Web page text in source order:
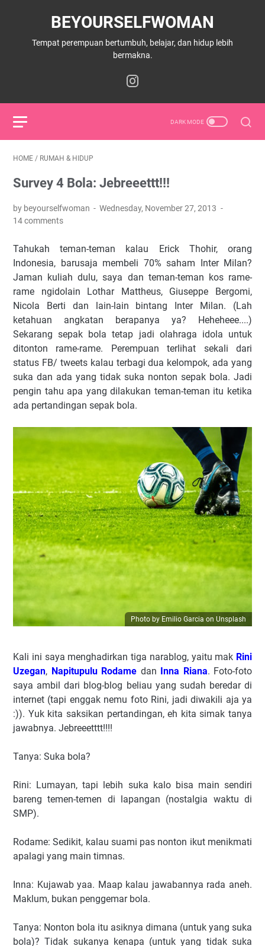
BEYOURSELFWOMAN
Tempat perempuan bertumbuh, belajar, dan hidup lebih
bermakna.
HOME / RUMAH & HIDUP
Survey 4 Bola: Jebreeettt!!!
by beyourselfwoman
Wednesday, November 27, 2013
14 comments
Tahukah teman-teman kalau Erick Thohir, orang
Indonesia, barusaja membeli 70% saham Inter Milan?
Jaman kuliah dulu, saya dan teman-teman kos rame-
rame ngidolain Lothar Mattheus, Giuseppe Bergomi,
Nicola Berti dan lain-lain bintang Inter Milan. (Lah
ketahuan angkatan berapanya ya? Heheheee....)
Sekarang sepak bola tetap jadi olahraga idola untuk
ditonton rame-rame. Perempuan terlihat sekali dari
status FB/ tweets kalau terbagi dua kelompok, ada yang
suka dan ada yang tidak suka nonton sepak bola. Jadi
pengin tahu apa yang dilakukan teman-teman itu ketika
ada pertandingan sepak bola.
Photo by Emilio Garcia on Unsplash
Kali ini saya menghadirkan tiga narablog, yaitu mak Rini
Uzegan, Napitupulu Rodame dan Inna Riana. Foto-foto
saya ambil dari blog-blog beliau yang sudah beredar di
internet (tapi enggak nemu foto Rini, jadi diwakili aja ya
:)). Yuk kita saksikan pertandingan, eh kita simak tanya
jawabnya. Jebreeetttt!!!!
Tanya: Suka bola?
Rini: Lumayan, tapi lebih suka kalo bisa main sendiri
bareng temen-temen di lapangan (nostalgia waktu di
SMP).
Rodame: Sedikit, kalau suami pas nonton ikut menikmati
apalagi yang main timnas.
Inna: Kujawab yaa. Maap kalau jawabannya rada aneh.
Maklum, bukan penggemar bola.
Tanya: Nonton bola itu asiknya dimana (untuk yang suka
bola)? Tidak sukanya kenapa (untuk yang tidak suka